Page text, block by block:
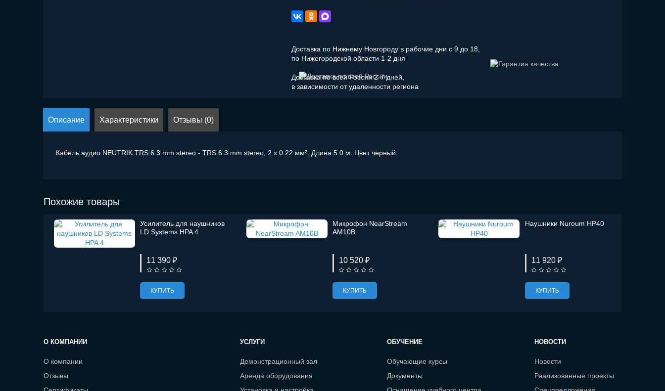
Доставка по Нижнему Новгороду в рабочие дни с 9 до 18,
по Нижегородской области 1-2 дня
Доставка по всей России 2-7 дней,
в зависимости от удаленности региона
Описание Характеристики Отзывы (0)
Кабель аудио NEUTRIK TRS 6.3 mm stereo - TRS 6.3 mm stereo, 2 x 0.22 мм². Длина 5.0 м. Цвет черный.
Похожие товары
Усилитель для наушников
LD Systems HPA 4
11 390 ₽
КУПИТЬ
Микрофон NearStream
AM10B
10 520 ₽
КУПИТЬ
Наушники Nuroum HP40
11 920 ₽
КУПИТЬ
О КОМПАНИИ
О компании
Отзывы
УСЛУГИ
Демонстрационный зал
Аренда оборудования
ОБУЧЕНИЕ
Обучающие курсы
Документы
НОВОСТИ
Новости
Реализованные проекты